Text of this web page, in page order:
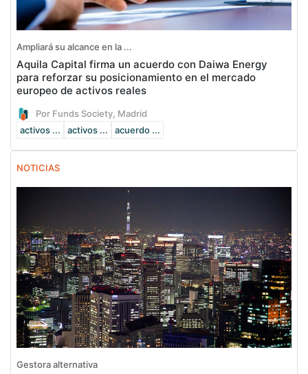
Ampliará su alcance en la ...
Aquila Capital firma un acuerdo con Daiwa Energy
para reforzar su posicionamiento en el mercado
europeo de activos reales
Por Funds Society, Madrid
activos ...
activos ... acuerdo ...
NOTICIAS
Gestora alternativa